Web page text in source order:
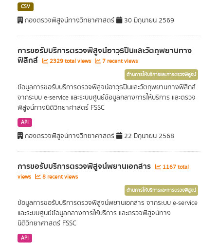
CSV
กองตรวจพิสูจน์ทางวิทยาศาสตร์ 30 มิถุนายน 2569
การขอรับบริการตรวจพิสูจน์อาวุธปืนและวัตถุพยานทาง
ฟิสิกส์ 2329 total views 7 recent views
ด้านการให้บริการและการตรวจพิสูจน์
ข้อมูลการขอรับบริการตรวจพิสูจน์อาวุธปืนและวัตถุพยานทางฟิสิกส์
จากระบบ e-service และระบบศูนย์ข้อมูลกลางการให้บริการ และตรวจ
พิสูจน์ทางนิติวิทยาศาสตร์ FSSC
API
กองตรวจพิสูจน์ทางวิทยาศาสตร์ 22 มิถุนายน 2568
การขอรับบริการตรวจพิสูจน์พยานเอกสาร
1167 total
views
8 recent views
ด้านการให้บริการและการตรวจพิสูจน์
ข้อมูลการขอรับบริการตรวจพิสูจน์พยานเอกสาร จากระบบ e-service
และระบบศูนย์ข้อมูลกลางการให้บริการ และตรวจพิสูจน์ทาง
นิติวิทยาศาสตร์ FSSC
API